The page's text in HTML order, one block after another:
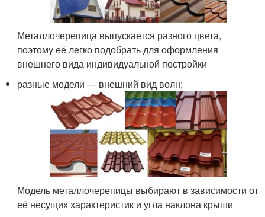
Металлочерепица выпускается разного цвета,
поэтому её легко подобрать для оформления
внешнего вида индивидуальной постройки
разные модели — внешний вид волн;
Модель металлочерепицы выбирают в зависимости от
её несущих характеристик и угла наклона крыши